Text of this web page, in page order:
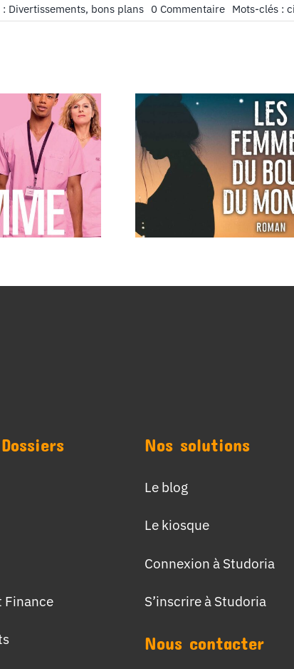
: Divertissements, bons plans 0 Commentaireon
Cinéma
Mots-clés :
Cinéma : Sage-
Homme
Livre à Lire : Les
Femmes du bout du
monde
Finance
Nos solutions
Le blog
Le kiosque
Connexion à Studoria
S’inscrire à Studoria
Nous contacter